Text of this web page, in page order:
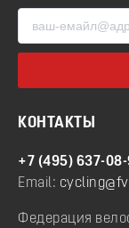
КОНТАКТЫ
+7 (495) 637-
Email:
Федерация